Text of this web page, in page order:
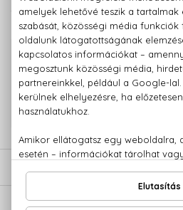
KAPCSOLÓDÓ
100% eredeti termékek,14 napos
Kérdésed van, elakadtál? Hívd
779 1926
ÉRTÉKELÉSEK (0)